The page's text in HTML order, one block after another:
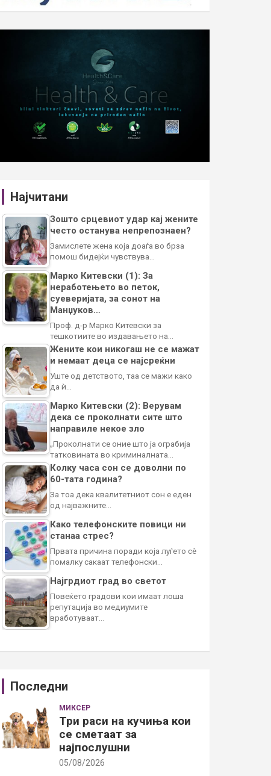
Најчитани
Зошто срцевиот удар кај жените
често останува непрепознаен?
Замислете жена која доаѓа во брза
помош бидејќи чувствува…
Марко Китевски (1): За
неработењето во петок,
суеверијата, за сонот на
Манџуков…
Проф. д-р Марко Китевски за
тешкотиите во издавањето на…
Жените кои никогаш не се мажат
и немаат деца се најсреќни
Уште од детството, таа се мажи како
да ѝ…
Марко Китевски (2): Верувам
дека се проколнати сите што
направиле некое зло
„Проколнати се оние што ја ограбија
татковината во криминалната…
Колку часа сон се доволни по
60-тата година?
За тоа дека квалитетниот сон е еден
од најважните…
Како телефонските повици ни
станаа стрес?
Првата причина поради која луѓето сè
помалку сакаат телефонски…
Најгрдиот град во светот
Повеќето градови кои имаат лоша
репутација во медиумите
вработуваат…
Последни
МИКСЕР
Три раси на кучиња кои
се сметаат за
најпослушни
05/08/2026